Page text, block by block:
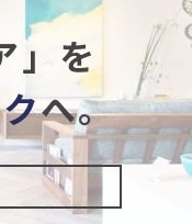
」を
クへ。